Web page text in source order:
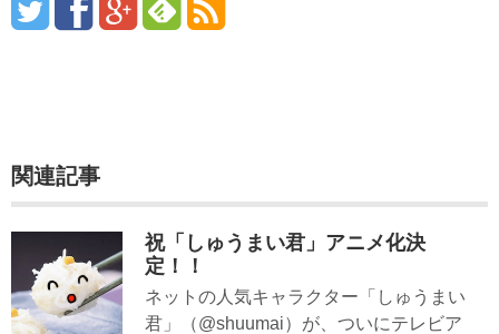
関連記事
祝「しゅうまい君」アニメ化決
定！！
ネットの人気キャラクター「しゅうまい
君」（@shuumai）が、ついにテレビア